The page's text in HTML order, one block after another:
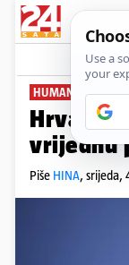
HUMANITARNA
Hrvatska
vrijednu
Piše HINA, srijeda,